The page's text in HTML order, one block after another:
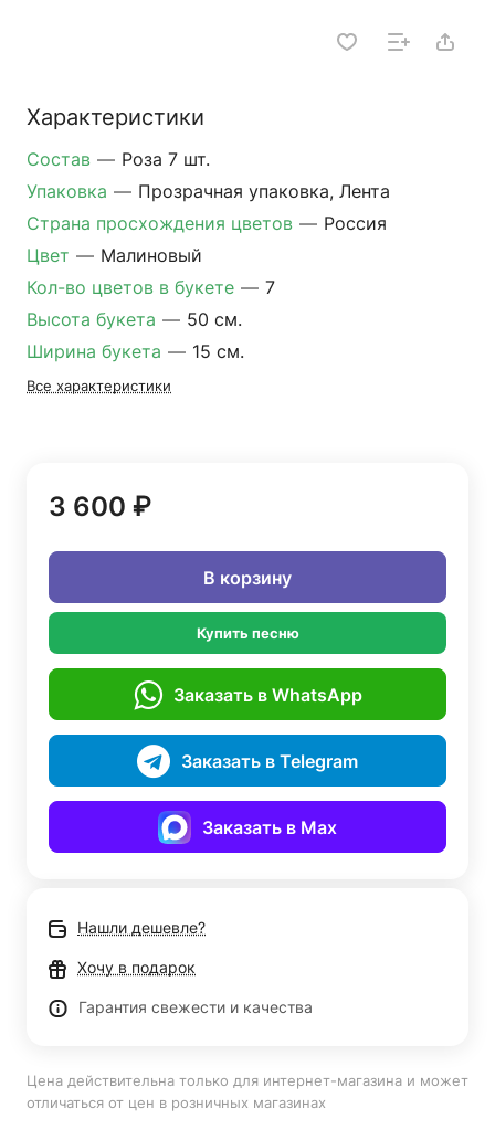
Характеристики
Состав — Роза 7 шт.
Упаковка — Прозрачная упаковка, Лента
Страна просхождения цветов — Россия
Цвет — Малиновый
Кол-во цветов в букете — 7
Высота букета — 50 см.
Ширина букета — 15 см.
Все характеристики
3 600 ₽
В корзину
Купить песню
Заказать в WhatsApp
Заказать в Telegram
Заказать в Max
Нашли дешевле?
Хочу в подарок
Гарантия свежести и качества
Цена действительна только для интернет-магазина и может
отличаться от цен в розничных магазинах